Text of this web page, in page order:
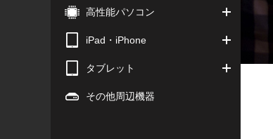
高性能パソコン
iPad・iPhone
タブレット
その他周辺機器